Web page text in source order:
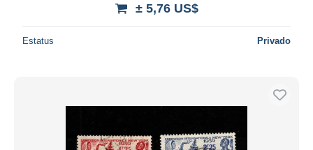
± 5,76 US$
Estatus Privado